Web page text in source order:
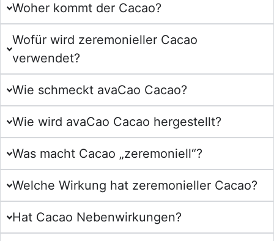
Woher kommt der Cacao?
Wofür wird zeremonieller Cacao
verwendet?
Wie schmeckt avaCao Cacao?
Wie wird avaCao Cacao hergestellt?
Was macht Cacao „zeremoniell“?
Welche Wirkung hat zeremonieller Cacao?
Hat Cacao Nebenwirkungen?